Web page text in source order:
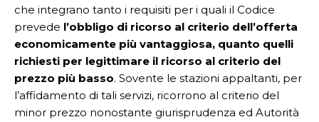
che integrano tanto i requisiti per i quali il Codice
prevede l’obbligo di ricorso al criterio dell’offerta
economicamente più vantaggiosa, quanto quelli
richiesti per legittimare il ricorso al criterio del
prezzo più basso. Sovente le stazioni appaltanti, per
l’affidamento di tali servizi, ricorrono al criterio del
minor prezzo nonostante giurisprudenza ed Autorità